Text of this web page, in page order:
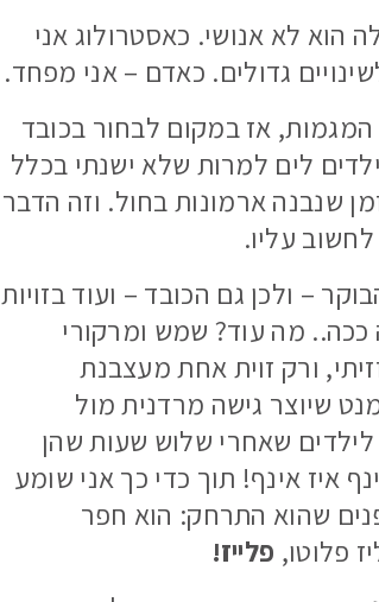
הוא לא אנושי. כאסטרולוג אני
גדולים. כאדם – אני מפחד.
אז במקום לבחור בכובד
לים למרות שלא ישנתי בכלל
שנבנה ארמונות בחול. וזה הדבר
עליו.
– ולכן גם הכובד – ועוד בזויות
ככה.. מה עוד? שמש ומרקורי
ורק זוית אחת מעצבנת
שיוצר גישה מרדנית מול
לילדים שאחרי שלוש שעות שהן
איז אינף! תוך כדי כך אני שומע
שהוא התרחק: הוא חפר
פלוטו, פלייז!